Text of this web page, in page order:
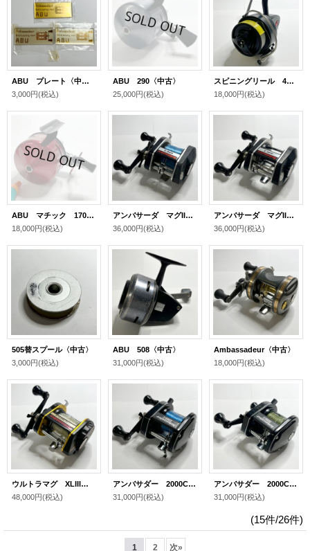
ABU プレート〈中古〉
3,000円(税込)
ABU 290〈中古〉
25,000円(税込)
スピニングリール 407〈中古〉
18,000円(税込)
ABU マチック 170〈中古〉
18,000円(税込)
アンバサーダ マグII スーパー〈中古〉
36,000円(税込)
アンバサーダ マグII スーパー〈中古〉
36,000円(税込)
505替スプール〈中古〉
3,000円(税込)
ABU 508〈中古〉
31,000円(税込)
Ambassadeur〈中古〉
18,000円(税込)
ウルトラマグ XLIII〈中古〉
48,000円(税込)
アンバサダー 2000C〈中古〉
31,000円(税込)
アンバサダー 2000C〈中古〉
31,000円(税込)
(15件/26件)
1 2 次»